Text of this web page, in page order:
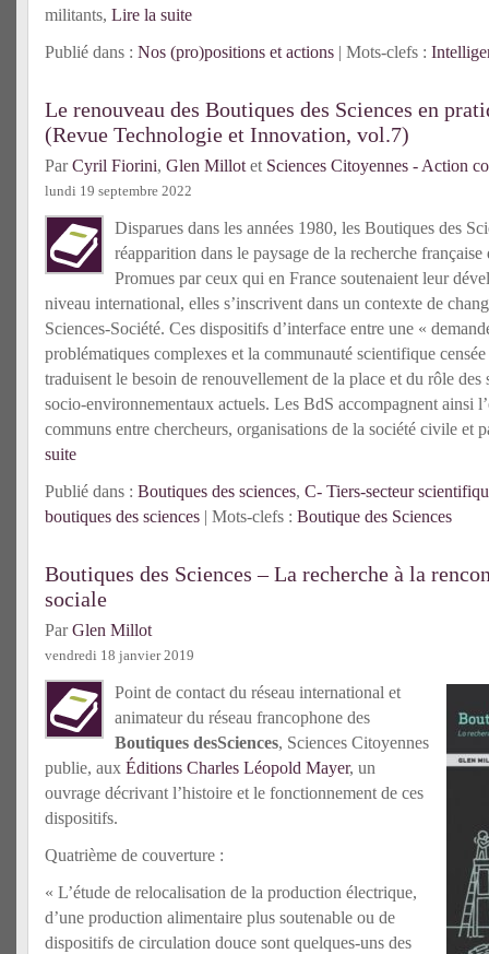
militants, Lire la suite
Publié dans : Nos (pro)positions et actions | Mots-clefs :
Le renouveau des Boutiques des Sciences en
(Revue Technologie et Innovation, vol.7)
ParCyril Fiorini, Glen Millot et Sciences Citoyennes - Action
lundi 19 septembre 2022
Disparues dans les années 1980, les Boutiques des
réapparition dans le paysage de la recherche française
Promues par ceux qui en France soutenaient leur
niveau international, elles s’inscrivent dans un contexte de
Sciences-Société. Ces dispositifs d’interface entre une «
problématiques complexes et la communauté scientifique
traduisent le besoin de renouvellement de la place et du rôle des
socio-environnementaux actuels. Les BdS accompagnent ainsi
communs entre chercheurs, organisations de la société civile et
suite
Publié dans : Boutiques des sciences, C- Tiers-secteur
boutiques des sciences | Mots-clefs : Boutique des Sciences
Boutiques des Sciences – La recherche à la
sociale
ParGlen Millot
vendredi 18 janvier 2019
Point de contact du réseau international et
animateur du réseau francophone des
Boutiques desSciences, Sciences Citoyennes
publie, aux Éditions Charles Léopold Mayer, un
ouvrage décrivant l’histoire et le fonctionnement de ces
dispositifs.
Quatrième de couverture :
« L’étude de relocalisation de la production électrique,
d’une production alimentaire plus soutenable ou de
dispositifs de circulation douce sont quelques-uns des